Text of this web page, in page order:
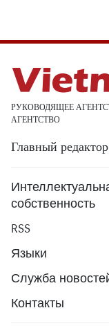
РУКОВОДЯЩЕЕ
АГЕНТСТВО
Главный
собственность
RSS
Языки
Служба
Контакты